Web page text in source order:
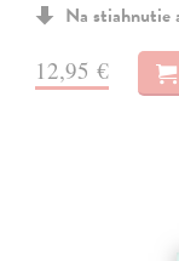
Na stiahnutie
12,95 €